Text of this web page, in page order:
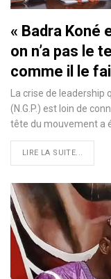
« Badra Koné
on n’a pas le
comme il le
La crise de leadership
(N.G.P.) est loin de
tête du mouvement a
LIRE LA SUITE...